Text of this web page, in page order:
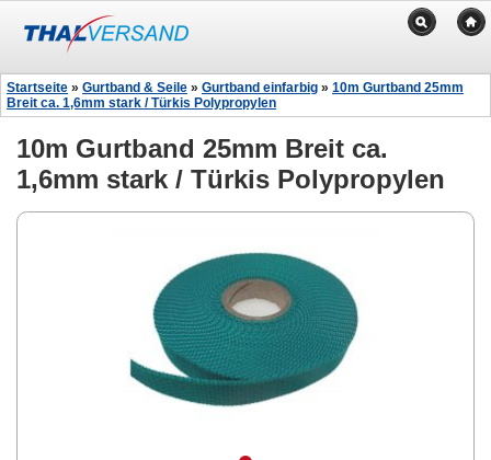
Startseite » Gurtband & Seile » Gurtband einfarbig » 10m Gurtband 25mm
Breit ca. 1,6mm stark / Türkis Polypropylen
10m Gurtband 25mm Breit ca.
1,6mm stark / Türkis Polypropylen